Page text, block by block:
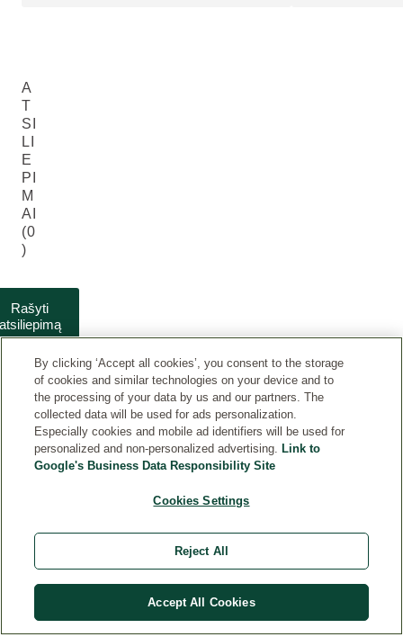
A
T
SI
LI
E
PI
M
AI
(0
)
Rašyti
KLIENTŲ APTARNAVIMAS
By clicking ‘Accept all cookies’, you consent to the storage
of cookies and similar technologies on your device and to
the processing of your data by us and our partners. The
collected data will be used for ads personalization.
Especially cookies and mobile ad identifiers will be used for
personalized and non-personalized advertising. Link to
Google's Business Data Responsibility Site
Cookies Settings
Reject All
Accept All Cookies